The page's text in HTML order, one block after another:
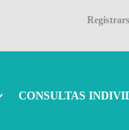
CONSULTAS